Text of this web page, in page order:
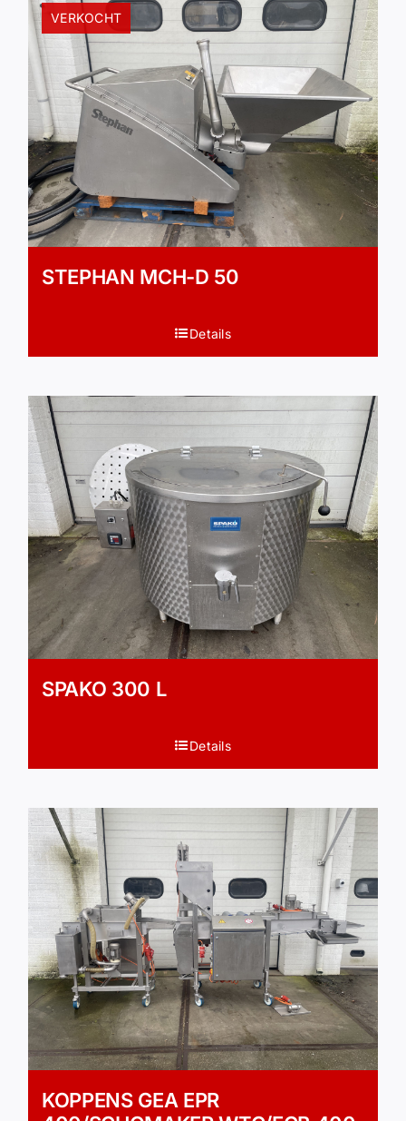
VERKOCHT
STEPHAN MCH-D 50
Details
SPAKO 300 L
Details
KOPPENS GEA EPR